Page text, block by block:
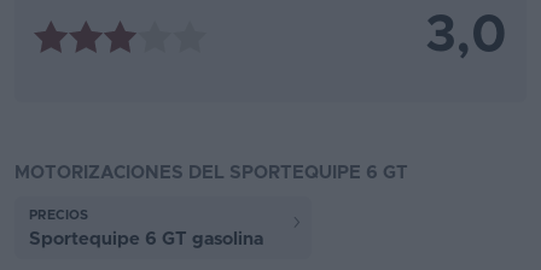
3,0
MOTORIZACIONES DEL SPORTEQUIPE 6 GT
PRECIOS
Sportequipe 6 GT gasolina